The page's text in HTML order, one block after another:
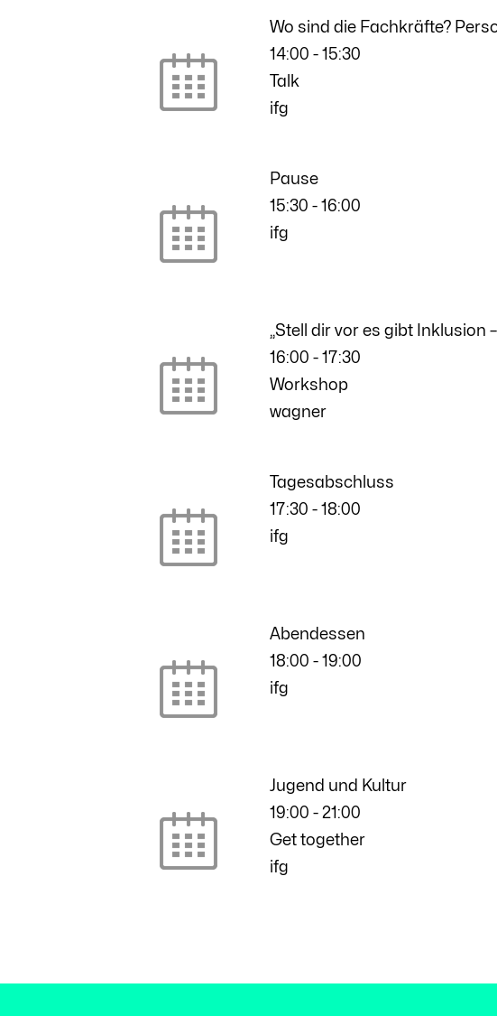
Wo sind die Fachkräfte?
14:00 -15:30
Talk
ifg
Pause
15:30 -16:00
ifg
„Stell dir vor es gibt Inklusion
16:00 -17:30
Workshop
wagner
Tagesabschluss
17:30 -18:00
ifg
Abendessen
18:00 -19:00
ifg
Jugend und Kultur
19:00 - 21:00
Get together
ifg